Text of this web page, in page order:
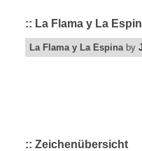
:: La Flama y La
La Flama y La Espinaby
:: Zeichenübersicht